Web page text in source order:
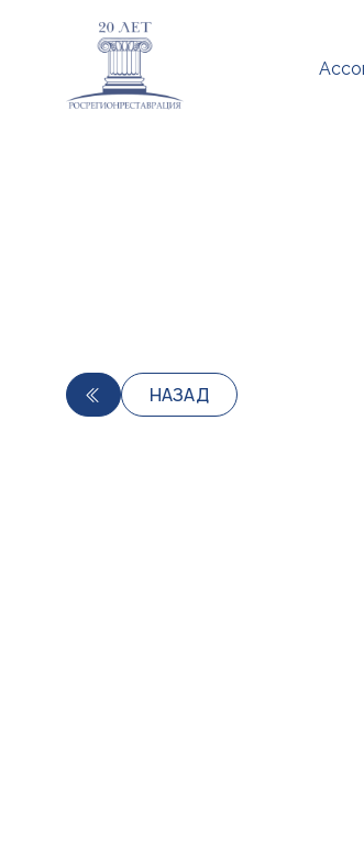
НАЗАД